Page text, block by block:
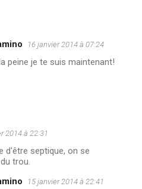
16 janvier 2014 à 07:24
peine je te suis maintenant!
2014 à 22:31
d'être septique, on se
trou.
15 janvier 2014 à 22:41